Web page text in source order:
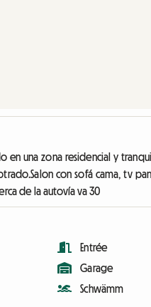
en una zona residencial y
con sofá cama, tv
de la autovía va 30
Entrée
Garage
Schwämm